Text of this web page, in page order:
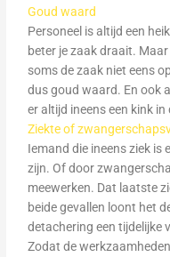
Goud waard
Personeel is altijd een
beter je zaak draait.
soms de zaak niet eens
dus goud waard. En ook
er altijd ineens een kink in
Ziekte of
Iemand die ineens ziek is
zijn. Of door
meewerken. Dat laatste
beide gevallen loont het
detachering een tijdelijke
Zodat de